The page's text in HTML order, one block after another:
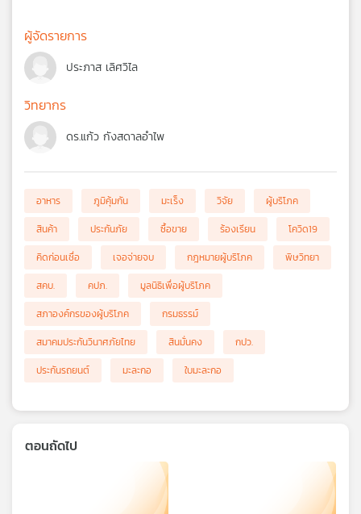
ผู้จัดรายการ
ประภาส เลิศวิไล
วิทยากร
ดร.แก้ว กังสดาลอำไพ
อาหาร ภูมิคุ้มกัน มะเร็ง วิจัย
ผู้บริโภค
สินค้า
ประกันภัย ซื้อขาย ร้องเรียน
โควิด19
คิดก่อนเชื่อ
เจอจ่ายจบ กฎหมายผู้บริโภค
พิษวิทยา
สคบ.
คปภ.
มูลนิธิเพื่อผู้บริโภค
สภาองค์กรของผู้บริโภค
กรมธรรม์
สมาคมประกันวินาศภัยไทย
สินมั่นคง
กปว.
ประกันรถยนต์
มะละกอ ใบมะละกอ
ตอนถัดไป